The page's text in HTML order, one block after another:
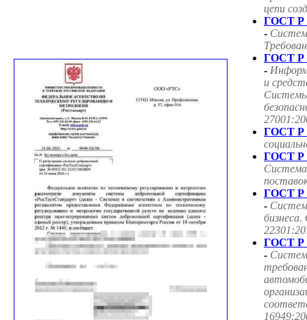
цепи
ГОСТ Р
-
ГОСТ Р
-
и
ГОСТ Р
ГОСТ Р
ГОСТ Р
-
ГОСТ Р
-